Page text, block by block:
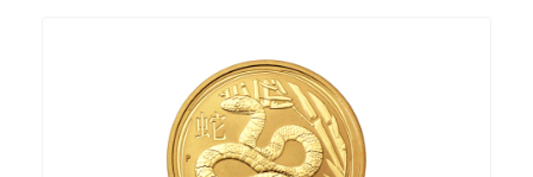
Цена выкупа
Звоните